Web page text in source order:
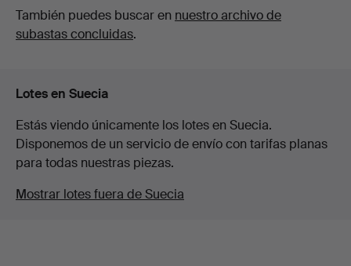
También puedes buscar en nuestro archivo de
subastas concluidas.
Lotes en Suecia
Estás viendo únicamente los lotes en Suecia.
Disponemos de un servicio de envío con tarifas planas
para todas nuestras piezas.
Mostrar lotes fuera de Suecia